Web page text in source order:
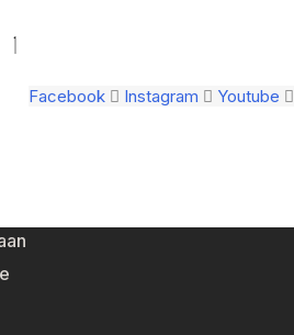
Facebook Instagram Youtube